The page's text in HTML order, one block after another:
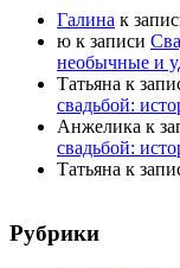
Галина к
ю к записи
необычные и
Татьяна к
свадьбой:
Анжелика к
свадьбой:
Татьяна к
Рубрики